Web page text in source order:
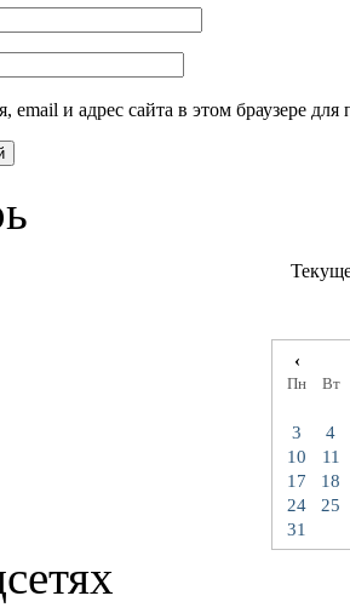
email и адрес сайта в этом браузере
‹
Пн Вт
3
4
10
11
17
18
24
25
31